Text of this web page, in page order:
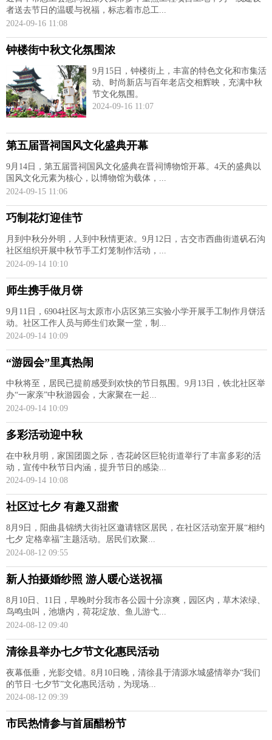
者送去节日的温暖与祝福，标志着市总工...
2024-09-16 11:08
钟楼街中秋文化氛围浓
9月15日，钟楼街上，丰富的特色文化和市集活
动、时尚新店与百年老店交相辉映，充满中秋
节文化氛围。
2024-09-16 11:07
第五届晋祠国风文化盛典开幕
9月14日，第五届晋祠国风文化盛典在晋祠博物馆开幕。4天的盛典以
国风文化元素为核心，以博物馆为载体，...
2024-09-15 11:06
巧制花灯迎佳节
月到中秋分外明，人到中秋情更浓。9月12日，古交市西曲街道矾石沟
社区组织开展中秋节手工灯笼制作活动，...
2024-09-14 10:10
师生携手做月饼
9月11日，6904社区与太原市小店区第三实验小学开展手工制作月饼活
动。社区工作人员与师生们欢聚一堂，制...
2024-09-14 10:09
“游园会”里真热闹
中秋将至，居民已提前感受到欢快的节日氛围。9月13日，铁北社区举
办“一家亲”中秋游园会，大家聚在一起...
2024-09-14 10:09
多彩活动迎中秋
在中秋月明，家国团圆之际，杏花岭区巨轮街道举行了丰富多彩的活
动，宣传中秋节日内涵，提升节日的感染...
2024-09-14 10:08
社区过七夕 有趣又甜蜜
8月9日，阳曲县锦绣大街社区邀请辖区居民，在社区活动室开展“相约
七夕 定格幸福”主题活动。居民们欢聚...
2024-08-12 09:55
新人拍摄婚纱照 游人暖心送祝福
8月10日、11日，早晚时分我市各公园十分凉爽，园区内，草木浓绿、
鸟鸣虫叫，池塘内，荷花绽放、鱼儿游弋...
2024-08-12 09:40
清徐县举办七夕节文化惠民活动
夜幕低垂，光影交错。8月10日晚，清徐县于清源水城盛情举办“我们
的节日·七夕节”文化惠民活动，为现场...
2024-08-12 09:39
市民热情参与首届醋粉节